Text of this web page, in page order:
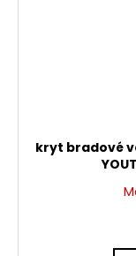
kryt bradové